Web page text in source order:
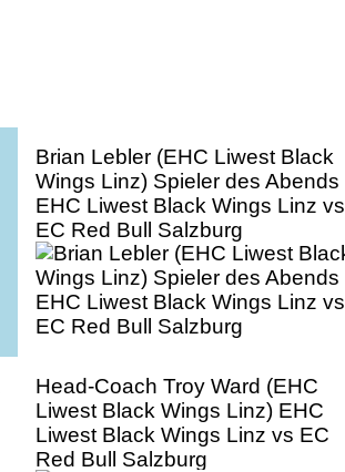
Brian Lebler (EHC Liwest Black
Wings Linz) Spieler des Abends
EHC Liwest Black Wings Linz vs
EC Red Bull Salzburg
Head-Coach Troy Ward (EHC
Liwest Black Wings Linz) EHC
Liwest Black Wings Linz vs EC
Red Bull Salzburg